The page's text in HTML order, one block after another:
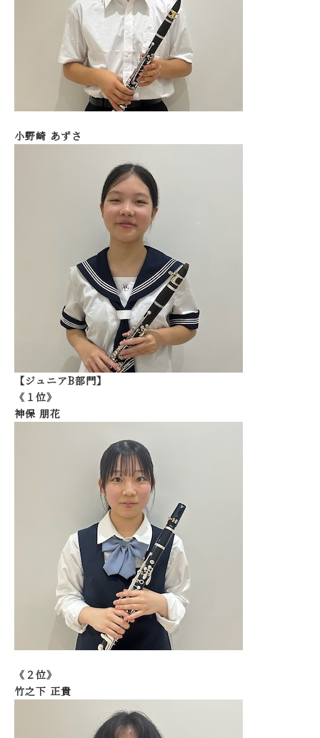
小野崎 あずさ
【ジュニアB部門】
《１位》
神保 朋花
《２位》
竹之下 正貴